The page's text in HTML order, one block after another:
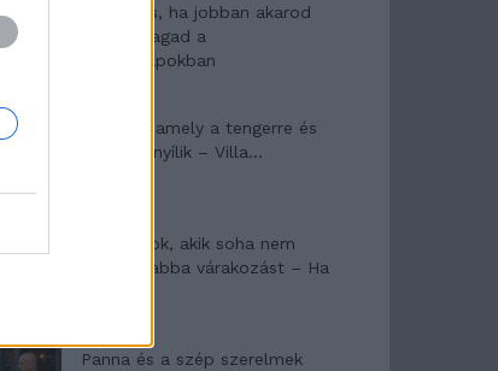
10 tanács, ha jobban akarod
érezni magad a
hétköznapokban
Egy ház, amely a tengerre és
a fényre nyílik – Villa...
A családok, akik soha nem
hagyták abba várakozást – Ha
Panna és a szép szerelmek